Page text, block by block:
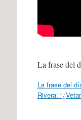
La frase del
La frase del
Rivera: